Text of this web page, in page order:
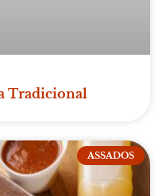
Tradicional
ASSADOS